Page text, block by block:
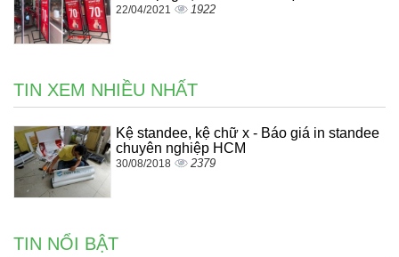
22/04/2021 1922
TIN XEM NHIỀU NHẤT
Kệ standee, kệ chữ x - Báo giá in standee
chuyên nghiệp HCM
30/08/2018 2379
TIN NỔI BẬT